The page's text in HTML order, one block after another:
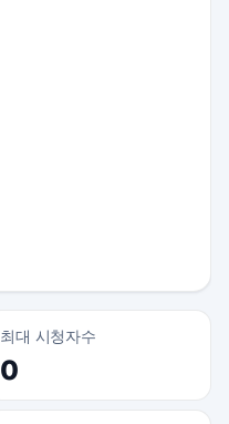
최대 시청자수
0